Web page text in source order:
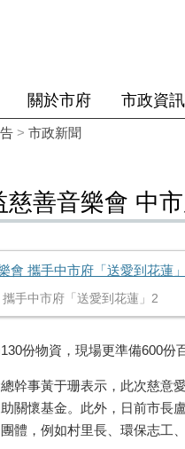
關於市府 市政資訊
> 市政新聞
慈善音樂會 中
手中市府「送愛到花蓮」2
份物資，現場更準備600
幹事黃于珊表示，此次慈意
關懷基金。此外，日前市長
體，例如村里長、環保志工